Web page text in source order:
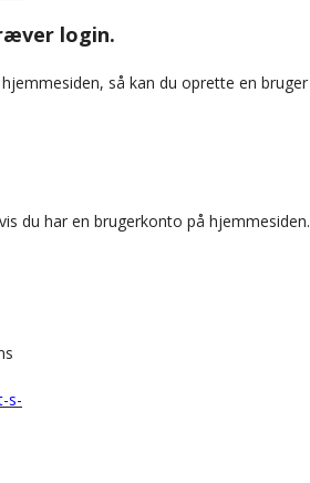
login.
så kan du oprette en
du har en brugerkonto på hjemmesiden.
s-